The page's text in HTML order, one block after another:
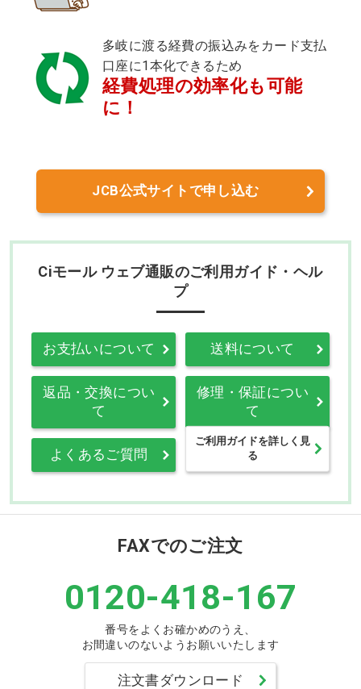
多岐に渡る経費の振込みをカード支払
口座に1本化できるため
経費処理の効率化も可能
に！
JCB公式サイトで申し込む
Ciモール ウェブ通販のご利用ガイド・ヘル
プ
お支払いについて 送料について
返品・交換につい
て
修理・保証につい
て
よくあるご質問
ご利用ガイドを詳しく見
る
FAXでのご注文
0120-418-167
番号をよくお確かめのうえ、
お間違いのないようお願いいたします
注文書ダウンロード